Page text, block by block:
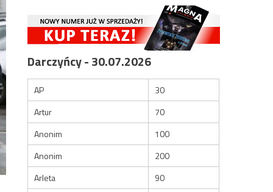
Darczyńcy - 30.07.2026
AP
30
Artur
70
Anonim
100
Anonim
200
Arleta
90